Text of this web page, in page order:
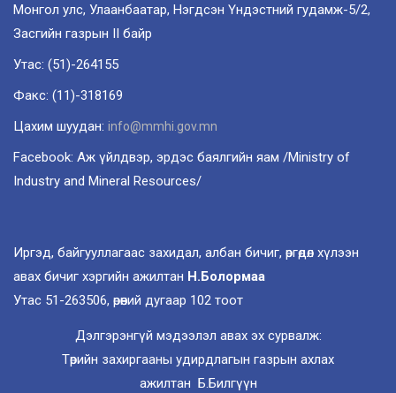
Монгол улс, Улаанбаатар, Нэгдсэн Үндэстний гудамж-5/2,
Засгийн газрын II байр
Утас: (51)-264155
Факс: (11)-318169
Цахим шуудан: info@mmhi.gov.mn
Facebook: Аж үйлдвэр, эрдэс баялгийн яам /Ministry of
Industry and Mineral Resources/
Иргэд, байгууллагаас захидал, албан бичиг, өргөдөл хүлээн
авах бичиг хэргийн ажилтан Н.Болормаа
Утас 51-263506, өрөөний дугаар 102 тоот
Дэлгэрэнгүй мэдээлэл авах эх сурвалж:
Төрийн захиргааны удирдлагын газрын ахлах
ажилтан Б.Билгүүн